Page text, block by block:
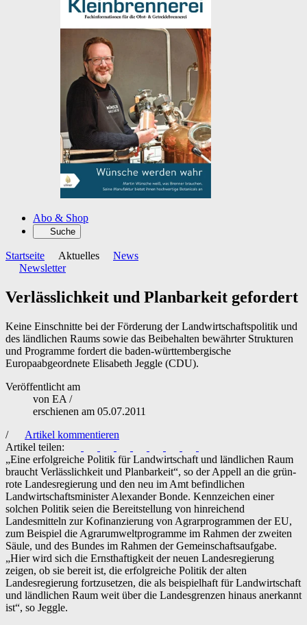
Abo & Shop
Suche
Startseite Aktuelles
News
Newsletter
Verlässlichkeit und Planbarkeit gefordert
Keine Einschnitte bei der Förderung der Landwirtschaftspolitik und
des ländlichen Raums sowie das Beibehalten bewährter Strukturen
und Programme fordert die baden-württembergische
Europaabgeordnete Elisabeth Jeggle (CDU).
Veröffentlicht am
von EA /
erschienen am 05.07.2011
/
Artikel kommentieren
Artikel teilen:
„Eine erfolgreiche Politik für Landwirtschaft und ländlichen Raum
braucht Verlässlichkeit und Planbarkeit“, so der Appell an die grün-
rote Landesregierung und den neu im Amt befindlichen
Landwirtschaftsminister Alexander Bonde. Kennzeichen einer
solchen Politik seien die Bereitstellung von hinreichend
Landesmitteln zur Kofinanzierung von Agrarprogrammen der EU,
zum Beispiel die Agrarumweltprogramme im Rahmen der zweiten
Säule, und des Bundes im Rahmen der Gemeinschaftsaufgabe.
„Hier wird sich die Ernsthaftigkeit der neuen Landesregierung
zeigen, ob sie bereit ist, die erfolgreiche Politik der alten
Landesregierung fortzusetzen, die als beispielhaft für Landwirtschaft
und ländlichen Raum weit über die Landesgrenzen hinaus anerkannt
ist“, so Jeggle.